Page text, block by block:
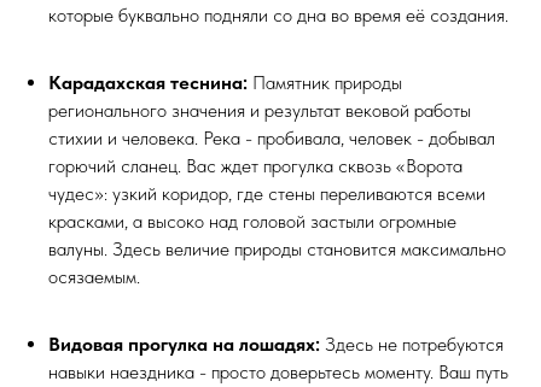
которые буквально подняли со дна во время её создания.
Карадахская теснина: Памятник природы
регионального значения и результат вековой работы
стихии и человека. Река - пробивала, человек - добывал
горючий сланец. Вас ждет прогулка сквозь «Ворота
чудес»: узкий коридор, где стены переливаются всеми
красками, а высоко над головой застыли огромные
валуны. Здесь величие природы становится максимально
осязаемым.
Видовая прогулка на лошадях: Здесь не потребуются
навыки наездника - просто доверьтесь моменту. Ваш путь